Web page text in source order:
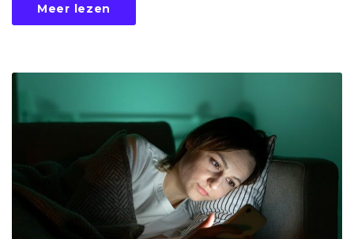
Meer lezen